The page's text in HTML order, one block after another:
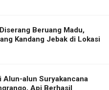
Beruang Madu,
Kandang Jebak di Lokasi
Alun-alun Suryakancana